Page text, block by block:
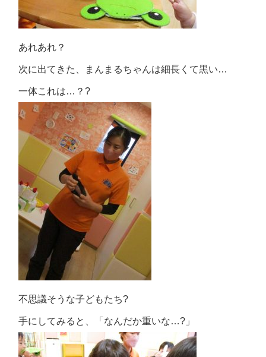
あれあれ？
次に出てきた、まんまるちゃんは細長くて黒い…
一体これは…？?
不思議そうな子どもたち?
手にしてみると、「なんだか重いな…?」